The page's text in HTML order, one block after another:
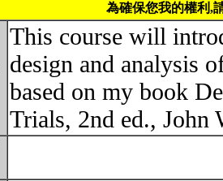
為確保您我的權利,
This course will
design and analysis
based on my book
Trials, 2nd ed., John